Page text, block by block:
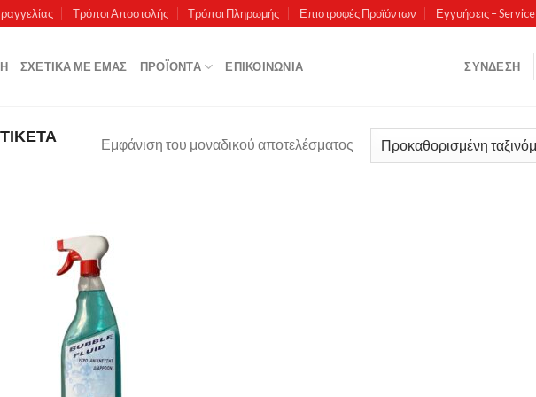
Τρόποι Αποστολής Τρόποι Πληρωμής Επιστροφές Προϊόντων Εγγυήσεις – Service
ΣΧΕΤΙΚΆ ΜΕ ΕΜΆΣ ΠΡΟΪΌΝΤΑ ΕΠΙΚΟΙΝΩΝΊΑ ΣΎΝΔΕΣΗ
Εμφάνιση του μοναδικού αποτελέσματος